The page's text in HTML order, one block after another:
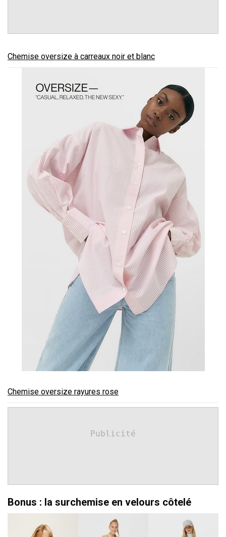
Chemise oversize à carreaux noir et blanc
Chemise oversize rayures rose
Publicité
Bonus : la surchemise en velours côtelé